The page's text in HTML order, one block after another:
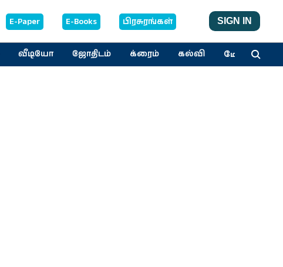
E-Paper E-Books பிரசுரங்கள் SIGN IN
வீடியோ ஜோதிடம் க்ரைம் கல்வி மேலும்